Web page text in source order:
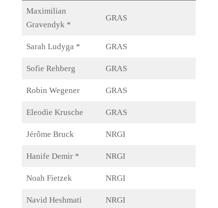
Maximilian
Gravendyk *
GRAS
Sarah Ludyga * GRAS
Sofie Rehberg GRAS
Robin Wegener GRAS
Eleodie Krusche GRAS
Jérôme Bruck NRGI
Hanife Demir * NRGI
Noah Fietzek NRGI
Navid Heshmati NRGI